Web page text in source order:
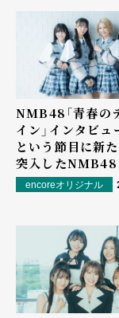
NMB48「青春の
イン」インタビュ
という節目に新
突入したNMB48
encoreオリジナル